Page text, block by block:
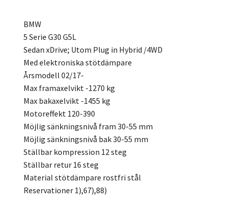
BMW
5 Serie G30 G5L
Sedan xDrive; Utom Plug in Hybrid /4WD
Med elektroniska stötdämpare
Årsmodell 02/17-
Max framaxelvikt -1270 kg
Max bakaxelvikt -1455 kg
Motoreffekt 120-390
Möjlig sänkningsnivå fram 30-55 mm
Möjlig sänkningsnivå bak 30-55 mm
Ställbar kompression 12 steg
Ställbar retur 16 steg
Material stötdämpare rostfri stål
Reservationer 1),67),88)